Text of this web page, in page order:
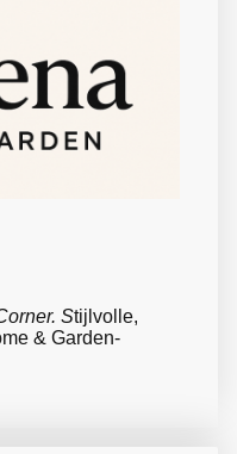
Stijlvolle,
& Garden-